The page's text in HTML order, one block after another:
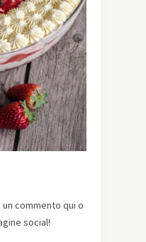
commento qui o
social!